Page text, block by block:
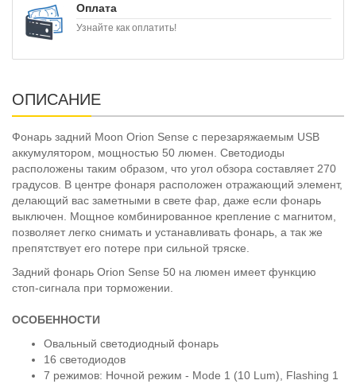
Оплата
Узнайте как оплатить!
ОПИСАНИЕ
Фонарь задний Moon Orion Sense с перезаряжаемым USB
аккумулятором, мощностью 50 люмен. Светодиоды
расположены таким образом, что угол обзора составляет 270
градусов. В центре фонаря расположен отражающий элемент,
делающий вас заметными в свете фар, даже если фонарь
выключен. Мощное комбинированное крепление с магнитом,
позволяет легко снимать и устанавливать фонарь, а так же
препятствует его потере при сильной тряске.
Задний фонарь Orion Sense 50 на люмен имеет функцию
стоп-сигнала при торможении.
ОСОБЕННОСТИ
Овальный светодиодный фонарь
16 светодиодов
7 режимов: Ночной режим - Mode 1 (10 Lum), Flashing 1